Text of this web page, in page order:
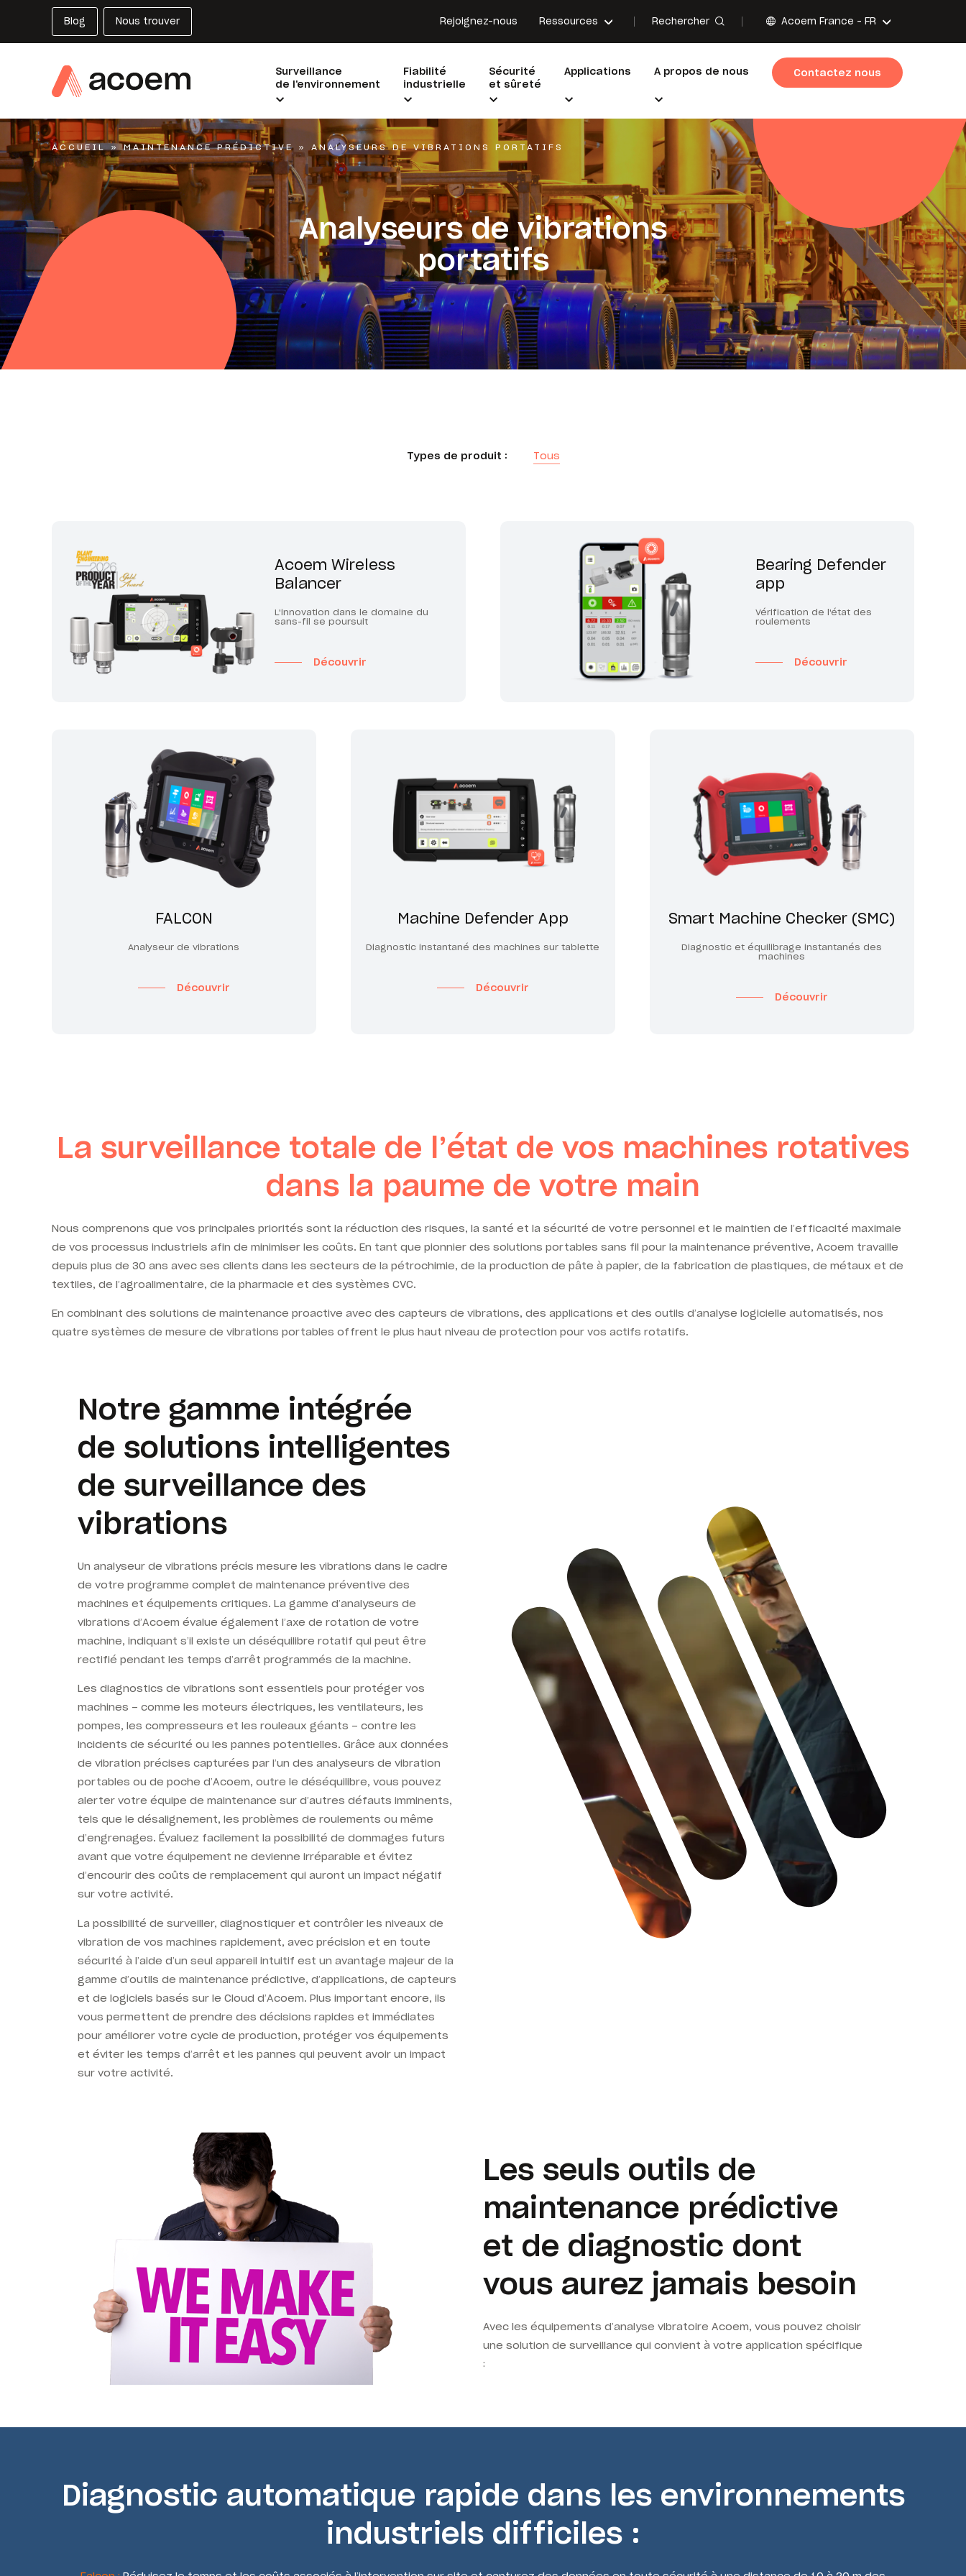
Blog Nous trouver Rejoignez-nous Ressources Rechercher Acoem France - FR
Surveillance
de l'environnement
Fiabilité
industrielle
Sécurité
et sûreté
Applications A propos de nous Contactez nous
Analyseurs de vibrations
portatifs
ACCUEIL»MAINTENANCE PRÉDICTIVE»ANALYSEURS DE VIBRATIONS PORTATIFS
Types de produit : Tous
Acoem Wireless
Balancer
L'innovation dans le domaine du
sans-fil se poursuit
Découvrir
Bearing Defender
app
Vérification de l'état des
roulements
Découvrir
FALCON
Analyseur de vibrations
Découvrir
Machine Defender App
Diagnostic instantané des machines sur tablette
Découvrir
Smart Machine Checker (SMC)
Diagnostic et équilibrage instantanés des
machines
Découvrir
La surveillance totale de l’état de vos machines rotatives
dans la paume de votre main
Nous comprenons que vos principales priorités sont la réduction des risques, la santé et la sécurité de votre personnel et le maintien de l’efficacité maximale
de vos processus industriels afin de minimiser les coûts. En tant que pionnier des solutions portables sans fil pour la maintenance préventive, Acoem travaille
depuis plus de 30 ans avec ses clients dans les secteurs de la pétrochimie, de la production de pâte à papier, de la fabrication de plastiques, de métaux et de
textiles, de l’agroalimentaire, de la pharmacie et des systèmes CVC.
En combinant des solutions de maintenance proactive avec des capteurs de vibrations, des applications et des outils d’analyse logicielle automatisés, nos
quatre systèmes de mesure de vibrations portables offrent le plus haut niveau de protection pour vos actifs rotatifs.
Notre gamme intégrée
de solutions intelligentes
de surveillance des
vibrations
Un analyseur de vibrations précis mesure les vibrations dans le cadre
de votre programme complet de maintenance préventive des
machines et équipements critiques. La gamme d’analyseurs de
vibrations d’Acoem évalue également l’axe de rotation de votre
machine, indiquant s’il existe un déséquilibre rotatif qui peut être
rectifié pendant les temps d’arrêt programmés de la machine.
Les diagnostics de vibrations sont essentiels pour protéger vos
machines – comme les moteurs électriques, les ventilateurs, les
pompes, les compresseurs et les rouleaux géants – contre les
incidents de sécurité ou les pannes potentielles. Grâce aux données
de vibration précises capturées par l’un des analyseurs de vibration
portables ou de poche d’Acoem, outre le déséquilibre, vous pouvez
alerter votre équipe de maintenance sur d’autres défauts imminents,
tels que le désalignement, les problèmes de roulements ou même
d’engrenages. Évaluez facilement la possibilité de dommages futurs
avant que votre équipement ne devienne irréparable et évitez
d’encourir des coûts de remplacement qui auront un impact négatif
sur votre activité.
La possibilité de surveiller, diagnostiquer et contrôler les niveaux de
vibration de vos machines rapidement, avec précision et en toute
sécurité à l’aide d’un seul appareil intuitif est un avantage majeur de la
gamme d’outils de maintenance prédictive, d’applications, de capteurs
et de logiciels basés sur le Cloud d’Acoem. Plus important encore, ils
vous permettent de prendre des décisions rapides et immédiates
pour améliorer votre cycle de production, protéger vos équipements
et éviter les temps d’arrêt et les pannes qui peuvent avoir un impact
sur votre activité.
Les seuls outils de
maintenance prédictive
et de diagnostic dont
vous aurez jamais besoin
Avec les équipements d’analyse vibratoire Acoem, vous pouvez choisir
une solution de surveillance qui convient à votre application spécifique
:
Diagnostic automatique rapide dans les environnements
industriels difficiles :